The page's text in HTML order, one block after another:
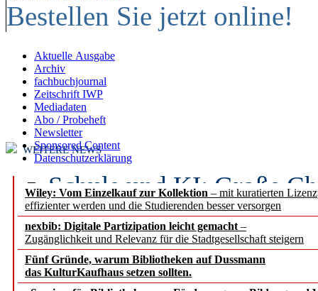
Bestellen Sie jetzt online!
Aktuelle Ausgabe
Archiv
fachbuchjournal
Zeitschrift IWP
Mediadaten
Abo / Probeheft
Newsletter
Sponsored Content
Datenschutzerklärung
Wiley: Vom Einzelkauf zur Kollektion – mit kuratierten
effizienter werden und die Studierenden besser versorgen
nexbib: Digitale Partizipation leicht gemacht –
Zugänglichkeit und Relevanz für die Stadtgesellschaft steigern
Fünf Gründe, warum Bibliotheken auf Dussmann
das KulturKaufhaus setzen sollten.
WEITERE NEWS
Schule und KI: Große
Voraussetzungen
Erfolgreiches erstes
Segment Research –